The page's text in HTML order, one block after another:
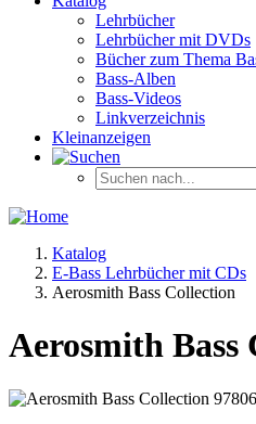
Lehrbücher
Lehrbücher mit DVDs
Bücher zum Thema
Bass-Alben
Bass-Videos
Linkverzeichnis
Kleinanzeigen
Katalog
E-Bass Lehrbücher mit CDs
Aerosmith Bass Collection
Aerosmith Bass